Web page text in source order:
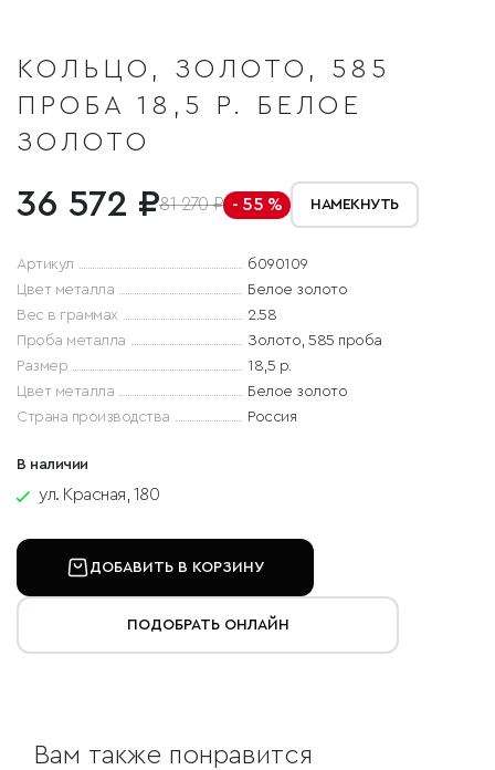
КОЛЬЦО, ЗОЛОТО, 585
ПРОБА 18,5 Р. БЕЛОЕ
ЗОЛОТО
36 572 ₽81 270 ₽ - 55 % НАМЕКНУТЬ
Артикул
б090109
Цвет металла
Белое золото
Вес в граммах
2.58
Проба металла
Золото, 585 проба
Размер
18,5 р.
Цвет металла
Белое золото
Страна производства
Россия
В наличии
ул. Красная, 180
ДОБАВИТЬ В КОРЗИНУ
ПОДОБРАТЬ ОНЛАЙН
Вам также понравится